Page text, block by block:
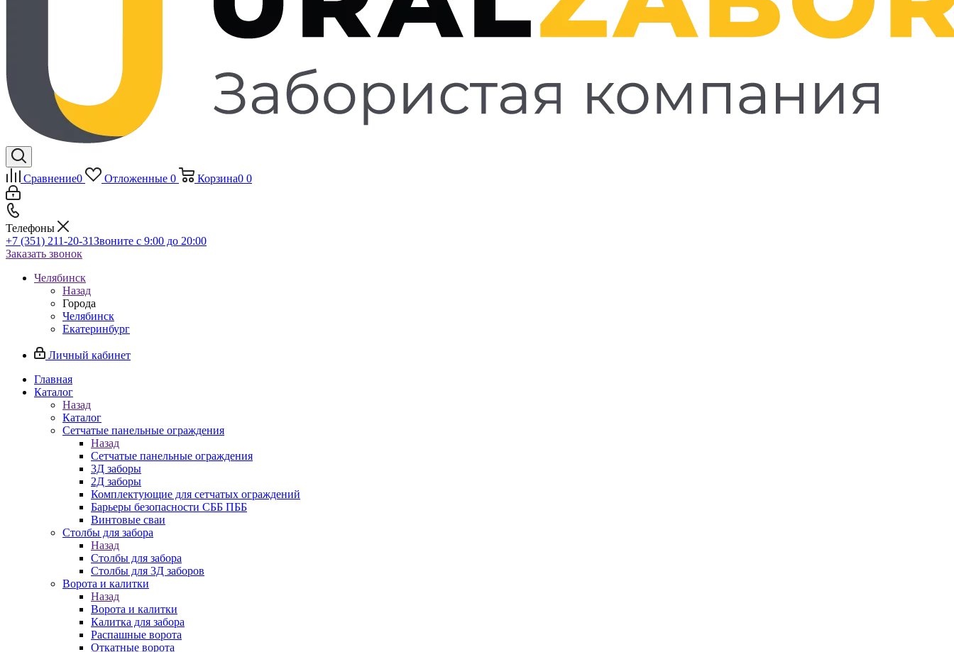
Сравнение0 Отложенные 0 Корзина0 0
Телефоны
+7 (351) 211-20-31Звоните с 9:00 до 20:00
Заказать звонок
Челябинск
Назад
Города
Челябинск
Екатеринбург
Личный кабинет
Главная
Каталог
Назад
Каталог
Сетчатые панельные ограждения
Назад
Сетчатые панельные ограждения
3Д заборы
2Д заборы
Комплектующие для сетчатых ограждений
Барьеры безопасности СББ ПББ
Винтовые сваи
Столбы для забора
Назад
Столбы для забора
Столбы для 3Д заборов
Ворота и калитки
Назад
Ворота и калитки
Калитка для забора
Распашные ворота
Откатные ворота